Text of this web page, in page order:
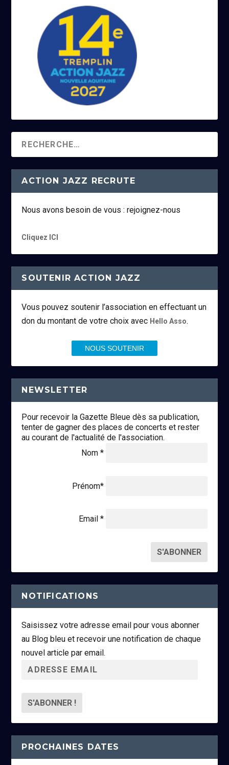
ACTION JAZZ RECRUTE
Nous avons besoin de vous : rejoignez-nous
Cliquez ICI
SOUTENIR ACTION JAZZ
Vous pouvez soutenir l’association en effectuant un
don du montant de votre choix avec Hello Asso.
NOUS SOUTENIR
NEWSLETTER
Pour recevoir la Gazette Bleue dès sa publication,
tenter de gagner des places de concerts et rester
au courant de l'actualité de l'association.
Nom *
Prénom*
Email *
NOTIFICATIONS
Saisissez votre adresse email pour vous abonner
au Blog bleu et recevoir une notification de chaque
nouvel article par email.
r
s
s
e
PROCHAINES DATES